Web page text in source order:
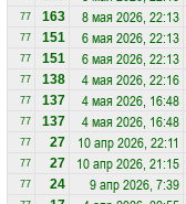
77 163 8 мая 2026, 22:13
77 151 6 мая 2026, 22:13
77 151 6 мая 2026, 22:13
77 138 4 мая 2026, 22:16
77 137 4 мая 2026, 16:48
77 137 4 мая 2026, 16:48
77 27 10 апр 2026, 22:11
77 27 10 апр 2026, 21:15
77 24 9 апр 2026, 7:39